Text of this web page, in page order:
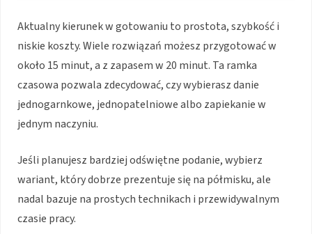
Aktualny kierunek w gotowaniu to prostota, szybkość i
niskie koszty. Wiele rozwiązań możesz przygotować w
około 15 minut, a z zapasem w 20 minut. Ta ramka
czasowa pozwala zdecydować, czy wybierasz danie
jednogarnkowe, jednopatelniowe albo zapiekanie w
jednym naczyniu.
Jeśli planujesz bardziej odświętne podanie, wybierz
wariant, który dobrze prezentuje się na półmisku, ale
nadal bazuje na prostych technikach i przewidywalnym
czasie pracy.